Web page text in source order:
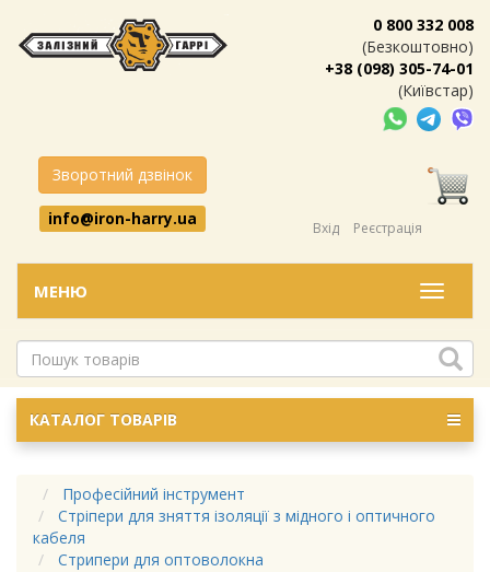
0 800 332 008
(Безкоштовно)
+38 (098) 305-74-01
(Київстар)
Зворотний дзвінок
info@iron-harry.ua
Вхід Реєстрація
Меню
МЕНЮ
КАТАЛОГ ТОВАРІВ
Професійний інструмент
Стріпери для зняття ізоляції з мідного і оптичного
кабеля
Стрипери для оптоволокна